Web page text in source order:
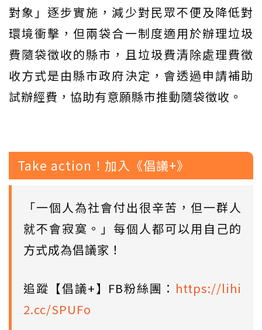
對象」逐步實施，減少對民眾不便及降低對
環境衝擊，但兩袋合一制度適用於辦理垃圾
費隨袋徵收的縣市，且垃圾費清除處理費徵
收方式是由縣市政府決定，會透過申請補助
試辦經費，協助有意願縣市推動隨袋徵收。
Take action！加入《倡議+》
「一個人為社會付出很辛苦，但一群人
就不會寂寞。」每個人都可以用自己的
方式成為倡議家！
追蹤【倡議+】FB粉絲團： https://lihi
2.cc/SPUFo